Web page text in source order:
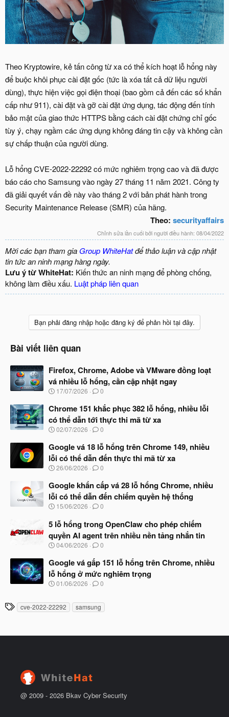
Theo Kryptowire, kẻ tấn công từ xa có thể kích hoạt lỗ hổng này
để buộc khôi phục cài đặt gốc (tức là xóa tất cả dữ liệu người
dùng), thực hiện việc gọi điện thoại (bao gồm cả đến các số khẩn
cấp như 911), cài đặt và gỡ cài đặt ứng dụng, tác động đến tính
bảo mật của giao thức HTTPS bằng cách cài đặt chứng chỉ gốc
tùy ý, chạy ngầm các ứng dụng không đáng tin cậy và không cần
sự chấp thuận của người dùng.
Lỗ hổng CVE-2022-22292 có mức nghiêm trọng cao và đã được
báo cáo cho Samsung vào ngày 27 tháng 11 năm 2021. Công ty
đã giải quyết vấn đề này vào tháng 2 với bản phát hành trong
Security Maintenance Release (SMR) của hãng.
Theo: securityaffairs
Chỉnh sửa lần cuối bởi người điều hành: 08/04/2022
Mời các bạn tham gia Group WhiteHatđể thảo luận và cập nhật
tin tức an ninh mạng hàng ngày.
Lưu ý từ WhiteHat: Kiến thức an ninh mạng để phòng chống,
không làm điều xấu. Luật pháp liên quan
Bạn phải đăng nhập hoặc đăng ký để phản hồi tại đây.
Bài viết liên quan
Firefox, Chrome, Adobe và VMware đồng loạt
vá nhiều lỗ hổng, cần cập nhật ngay
N
à
b
ắ
đ
ầ
u
17/07/2026 0
Chrome 151 khắc phục 382 lỗ hổng, nhiều lỗi
có thể dẫn tới thực thi mã từ xa
N
à
b
ắ
đ
ầ
u
02/07/2026 0
Google vá 18 lỗ hổng trên Chrome 149, nhiều
lỗi có thể dẫn đến thực thi mã từ xa
N
à
b
ắ
đ
ầ
u
26/06/2026 0
Google khẩn cấp vá 28 lỗ hổng Chrome, nhiều
lỗi có thể dẫn đến chiếm quyền hệ thống
N
à
b
ắ
đ
ầ
u
15/06/2026 0
5 lỗ hổng trong OpenClaw cho phép chiếm
quyền AI agent trên nhiều nền tảng nhắn tin
N
à
b
ắ
đ
ầ
04/06/2026 0
Google vá gấp 151 lỗ hổng trên Chrome, nhiều
lỗ hổng ở mức nghiêm trọng
N
y
01/06/2026 0
Tcve-2022-22292 samsung
@ 2009 - 2026 Bkav Cyber Security